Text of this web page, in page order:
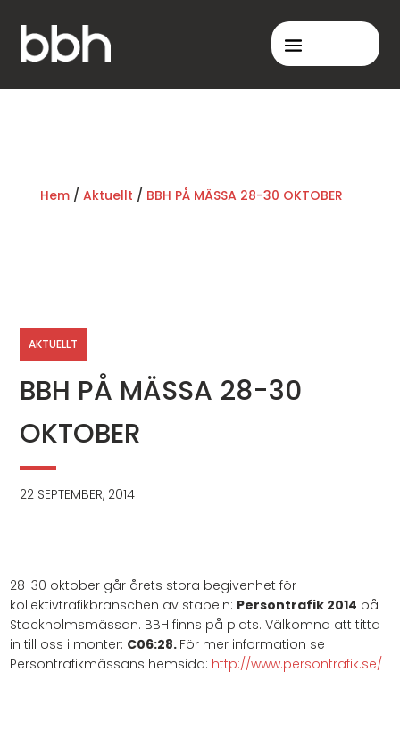
Hem/ Aktuellt / BBH PÅ MÄSSA 28-30 OKTOBER
AKTUELLT
BBH PÅ MÄSSA 28-30
OKTOBER
22 SEPTEMBER, 2014
28-30 oktober går årets stora begivenhet för
kollektivtrafikbranschen av stapeln: Persontrafik 2014 på
Stockholmsmässan. BBH finns på plats. Välkomna att titta
in till oss i monter: C06:28. För mer information se
Persontrafikmässans hemsida: http://www.persontrafik.se/